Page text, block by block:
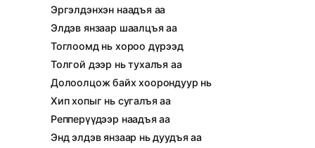
Эргэлдэнхэн наадъя аа
Элдэв янзаар шаалцъя аа
Тоглоомд нь хороо дүрээд
Толгой дээр нь тухалъя аа
Долоолцож байх хоорондуур нь
Хип хопыг нь сугалъя аа
Репперүүдээр наадъя аа
Энд элдэв янзаар нь дуудъя аа